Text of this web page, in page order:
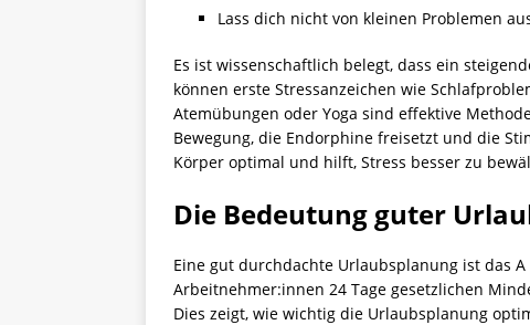
Lass dich nicht von kleinen Problemen
Es ist wissenschaftlich belegt, dass ein
können erste Stressanzeichen wie
Atemübungen oder Yoga sind effektive
Bewegung, die Endorphine freisetzt und die
Körper optimal und hilft, Stress besser zu
Die Bedeutung guter
Eine gut durchdachte Urlaubsplanung ist das
Arbeitnehmer:innen 24 Tage gesetzlichen
Dies zeigt, wie wichtig die Urlaubsplanung